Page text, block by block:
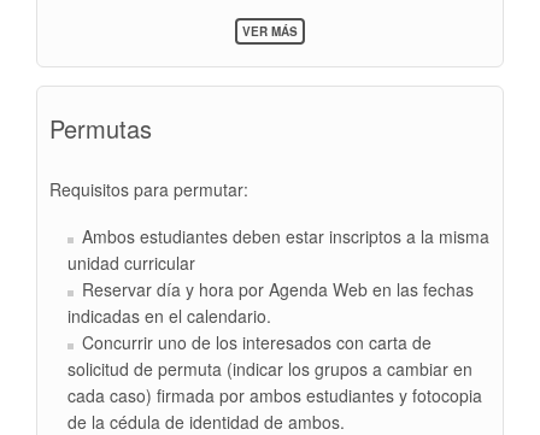
VER MÁSSOBRE
SUPERPOSICIÓN
Permutas
Requisitos para permutar:
Ambos estudiantes deben estar inscriptos a la misma
unidad curricular
Reservar día y hora por Agenda Web en las fechas
indicadas en el calendario.
Concurrir uno de los interesados con carta de
solicitud de permuta (indicar los grupos a cambiar en
cada caso) firmada por ambos estudiantes y fotocopia
de la cédula de identidad de ambos.